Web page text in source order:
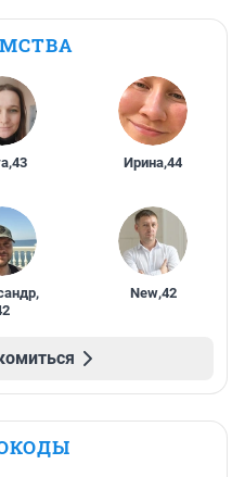
,43 Ирина,44
,
New,42